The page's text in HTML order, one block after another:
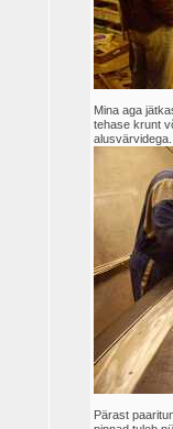
Mina aga
tehase krunt
Pärast